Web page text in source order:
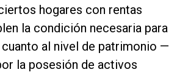
hogares con rentas
la condición necesaria para
al nivel de patrimonio —
la posesión de activos